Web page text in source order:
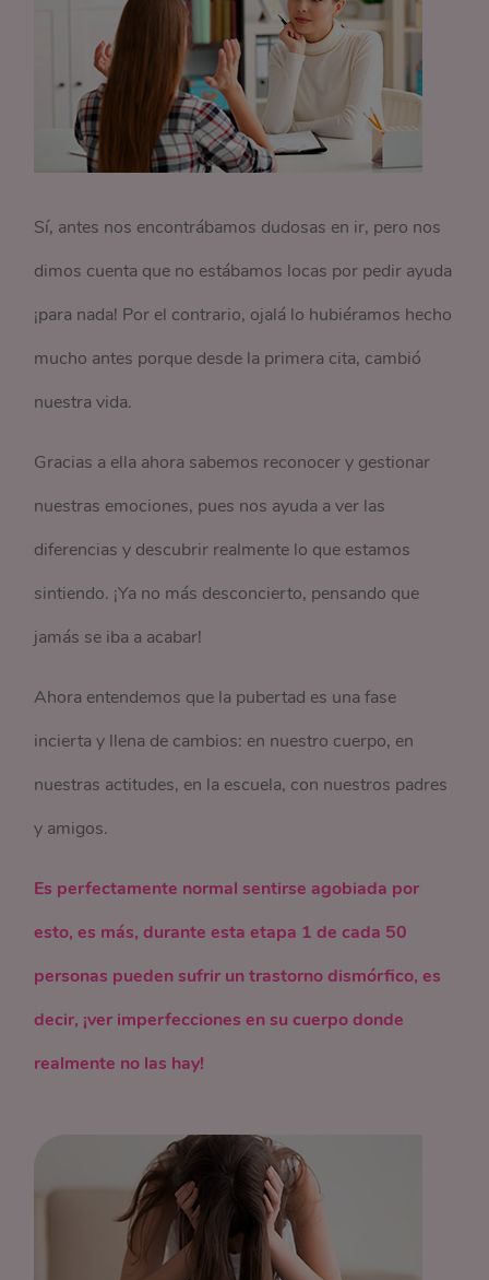
Sí, antes nos encontrábamos dudosas en ir, pero nos
dimos cuenta que no estábamos locas por pedir ayuda
¡para nada! Por el contrario, ojalá lo hubiéramos hecho
mucho antes porque desde la primera cita, cambió
nuestra vida.
Gracias a ella ahora sabemos reconocer y gestionar
nuestras emociones, pues nos ayuda a ver las
diferencias y descubrir realmente lo que estamos
sintiendo. ¡Ya no más desconcierto, pensando que
jamás se iba a acabar!
Ahora entendemos que la pubertad es una fase
incierta y llena de cambios: en nuestro cuerpo, en
nuestras actitudes, en la escuela, con nuestros padres
y amigos.
Es perfectamente normal sentirse agobiada por
esto, es más, durante esta etapa 1 de cada 50
personas pueden sufrir un trastorno dismórfico, es
decir, ¡ver imperfecciones en su cuerpo donde
realmente no las hay!